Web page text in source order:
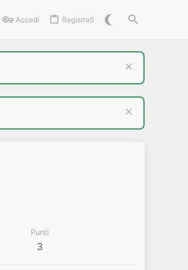
Accedi Registrati
Punti
3